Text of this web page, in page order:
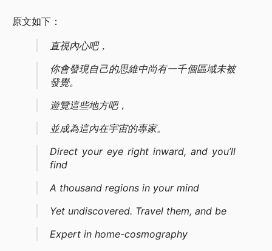
原文如下：
直視內心吧，
你會發現自己的思維中尚有一千個區域未被
發覺。
遊覽這些地方吧，
並成為這內在宇宙的專家。
Direct your eye right inward, and you’ll
find
A thousand regions in your mind
Yet undiscovered. Travel them, and be
Expert in home-cosmography